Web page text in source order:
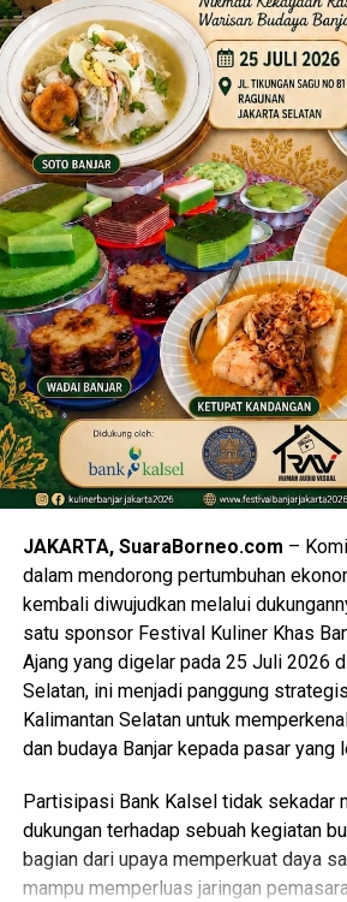
JAKARTA, SuaraBorneo.com –
dalam mendorong pertumbuhan
kembali diwujudkan melalui
satu sponsor Festival Kuliner Khas
Ajang yang digelar pada 25 Juli 2026
Selatan, ini menjadi panggung
Kalimantan Selatan untuk
dan budaya Banjar kepada pasar yang
Partisipasi Bank Kalsel tidak sekadar
dukungan terhadap sebuah kegiatan
bagian dari upaya memperkuat daya
mampu memperluas jaringan